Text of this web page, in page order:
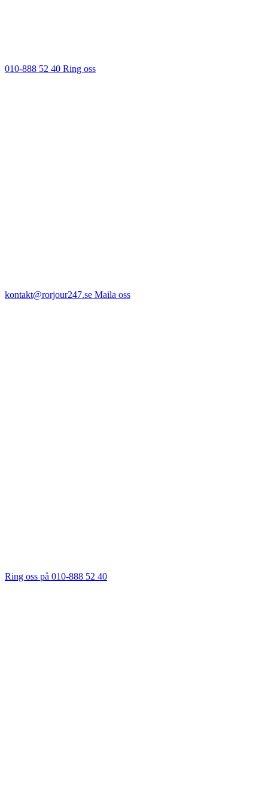
010-888 52 40 Ring oss
kontakt@rorjour247.se Maila oss
Ring oss på 010-888 52 40